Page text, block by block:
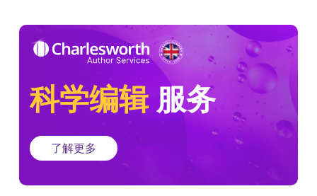
科学编辑服务
了解更多